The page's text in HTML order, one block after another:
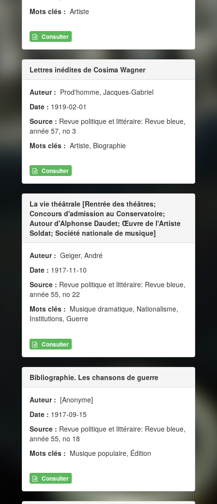
Mots clés : Artiste
Consulter
Lettres inédites de Cosima Wagner
Auteur : Prod'homme, Jacques-Gabriel
Date : 1919-02-01
Source : Revue politique et littéraire: Revue bleue,
année 57, no 3
Mots clés : Artiste, Biographie
Consulter
La vie théâtrale [Rentrée des théâtres;
Concours d'admission au Conservatoire;
Autour d'Alphonse Daudet; Œuvre de l'Artiste
Soldat; Société nationale de musique]
Auteur : Geiger, André
Date : 1917-11-10
Source : Revue politique et littéraire: Revue bleue,
année 55, no 22
Mots clés : Musique dramatique, Nationalisme,
Institutions, Guerre
Consulter
Bibliographie. Les chansons de guerre
Auteur : [Anonyme]
Date : 1917-09-15
Source : Revue politique et littéraire: Revue bleue,
année 55, no 18
Mots clés : Musique populaire, Édition
Consulter